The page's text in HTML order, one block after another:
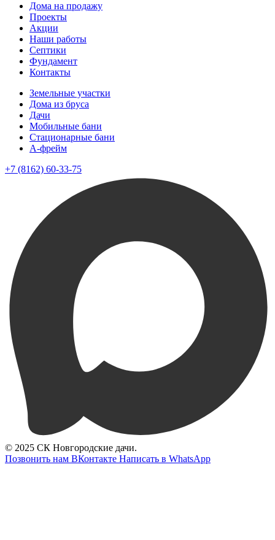
Дома на продажу
Проекты
Акции
Наши работы
Септики
Фундамент
Контакты
Земельные участки
Дома из бруса
Дачи
Мобильные бани
Стационарные бани
A-фрейм
+7 (8162) 60-33-75
© 2025 СК Новгородские дачи.
Позвонить нам ВКонтакте Написать в WhatsApp